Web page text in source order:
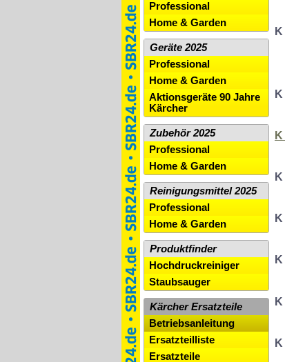
K
K
K
K
K
K
K
K
Professional
Home & Garden
Geräte 2025
Professional
Home & Garden
Aktionsgeräte 90 Jahre
Kärcher
Zubehör 2025
Professional
Home & Garden
Reinigungsmittel 2025
Professional
Home & Garden
Produktfinder
Hochdruckreiniger
Staubsauger
Kärcher Ersatzteile
Betriebsanleitung
Ersatzteilliste
Ersatzteile